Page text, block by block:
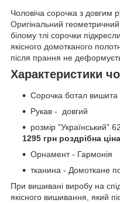
Чоловіча сорочка з довгим
Оригінальний
білому тлі сорочки
якісного домотканого
після прання не
Характеристики
Сорочка ботал вишита
Рукав - довгий
розмір "Український"
1295 грн роздрібна
Орнамент - Гармонія
тканина - Домоткане
При вишивані виробу на
якісного вишивання, який